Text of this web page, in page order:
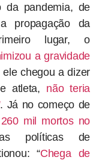
da pandemia, de
propagação da
lugar, o
a gravidade
chegou a dizer
atleta, não teria
. Já no começo de
mil mortos no
políticas de
“Chega de